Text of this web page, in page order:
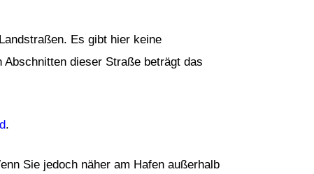
Es gibt hier keine
Abschnitten dieser Straße beträgt das
.
Sie jedoch näher am Hafen außerhalb